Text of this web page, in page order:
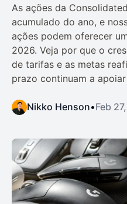
As ações da
acumulado do ano, e
ações podem oferecer
2026. Veja por que o
de tarifas e as metas
prazo continuam a
Nikko Henson•Feb